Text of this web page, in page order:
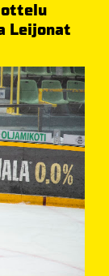
Leijonat